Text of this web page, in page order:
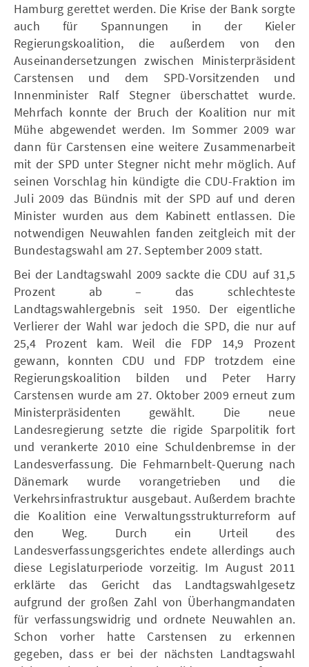
Hamburg gerettet werden. Die Krise der Bank sorgte
auch für Spannungen in der Kieler
Regierungskoalition, die außerdem von den
Auseinandersetzungen zwischen Ministerpräsident
Carstensen und dem SPD-Vorsitzenden und
Innenminister Ralf Stegner überschattet wurde.
Mehrfach konnte der Bruch der Koalition nur mit
Mühe abgewendet werden. Im Sommer 2009 war
dann für Carstensen eine weitere Zusammenarbeit
mit der SPD unter Stegner nicht mehr möglich. Auf
seinen Vorschlag hin kündigte die CDU-Fraktion im
Juli 2009 das Bündnis mit der SPD auf und deren
Minister wurden aus dem Kabinett entlassen. Die
notwendigen Neuwahlen fanden zeitgleich mit der
Bundestagswahl am 27. September 2009 statt.
Bei der Landtagswahl 2009 sackte die CDU auf 31,5
Prozent ab – das schlechteste
Landtagswahlergebnis seit 1950. Der eigentliche
Verlierer der Wahl war jedoch die SPD, die nur auf
25,4 Prozent kam. Weil die FDP 14,9 Prozent
gewann, konnten CDU und FDP trotzdem eine
Regierungskoalition bilden und Peter Harry
Carstensen wurde am 27. Oktober 2009 erneut zum
Ministerpräsidenten gewählt. Die neue
Landesregierung setzte die rigide Sparpolitik fort
und verankerte 2010 eine Schuldenbremse in der
Landesverfassung. Die Fehmarnbelt-Querung nach
Dänemark wurde vorangetrieben und die
Verkehrsinfrastruktur ausgebaut. Außerdem brachte
die Koalition eine Verwaltungsstrukturreform auf
den Weg. Durch ein Urteil des
Landesverfassungsgerichtes endete allerdings auch
diese Legislaturperiode vorzeitig. Im August 2011
erklärte das Gericht das Landtagswahlgesetz
aufgrund der großen Zahl von Überhangmandaten
für verfassungswidrig und ordnete Neuwahlen an.
Schon vorher hatte Carstensen zu erkennen
gegeben, dass er bei der nächsten Landtagswahl